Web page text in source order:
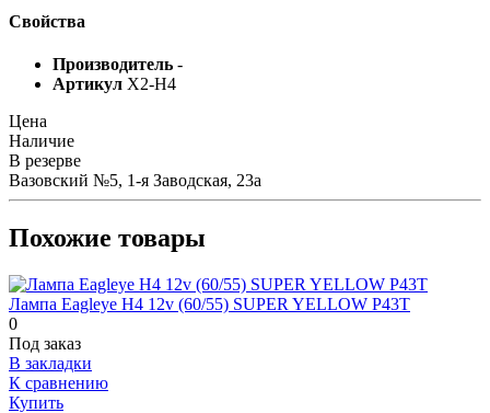
Свойства
Производитель -
Артикул X2-H4
Цена
Наличие
В резерве
Вазовский №5, 1-я Заводская, 23а
Похожие товары
Лампа Eagleye H4 12v (60/55) SUPER YELLOW P43T
0
Под заказ
В закладки
К сравнению
Купить